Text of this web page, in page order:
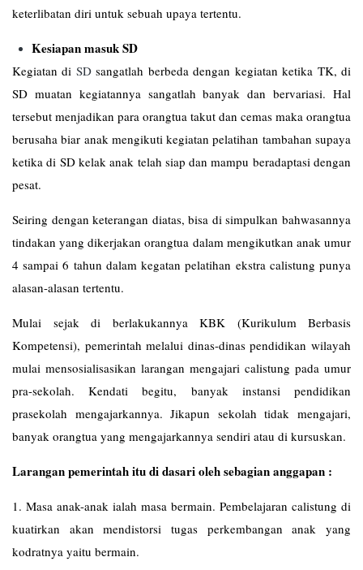
keterlibatan diri untuk sebuah upaya tertentu.
Kesiapan masuk SD
Kegiatan di SDsangatlah berbeda dengan kegiatan ketika TK, di
SD muatan kegiatannya sangatlah banyak dan bervariasi. Hal
tersebut menjadikan para orangtua takut dan cemas maka orangtua
berusaha biar anak mengikuti kegiatan pelatihan tambahan supaya
ketika di SD kelak anak telah siap dan mampu beradaptasi dengan
pesat.
Seiring dengan keterangan diatas, bisa di simpulkan bahwasannya
tindakan yang dikerjakan orangtua dalam mengikutkan anak umur
4 sampai 6 tahun dalam kegatan pelatihan ekstra calistung punya
alasan-alasan tertentu.
Mulai sejak di berlakukannya KBK (Kurikulum Berbasis
Kompetensi), pemerintah melalui dinas-dinas pendidikan wilayah
mulai mensosialisasikan larangan mengajari calistung pada umur
pra-sekolah. Kendati begitu, banyak instansi pendidikan
prasekolah mengajarkannya. Jikapun sekolah tidak mengajari,
banyak orangtua yang mengajarkannya sendiri atau di kursuskan.
Larangan pemerintah itu di dasari oleh sebagian anggapan :
1. Masa anak-anak ialah masa bermain. Pembelajaran calistung di
kuatirkan akan mendistorsi tugas perkembangan anak yang
kodratnya yaitu bermain.